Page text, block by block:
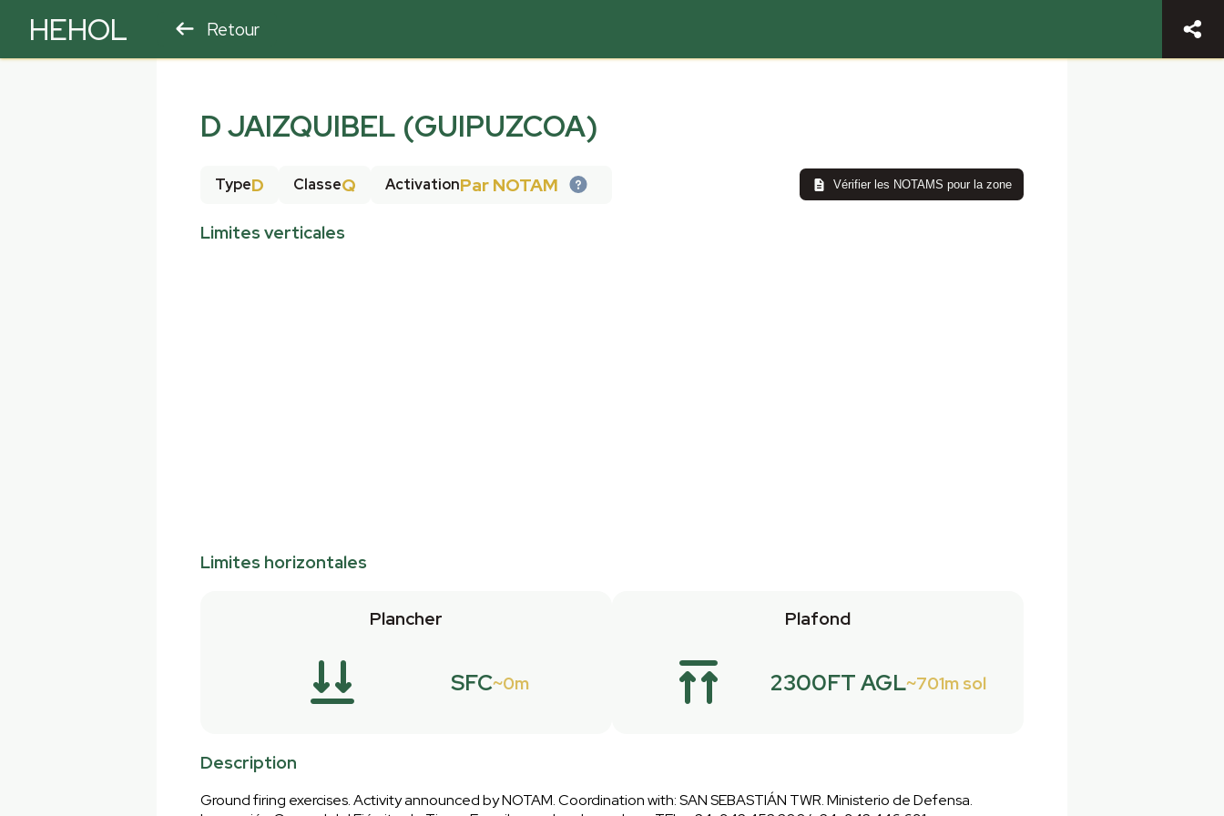
HEHOL Retour
D JAIZQUIBEL (GUIPUZCOA)
TypeD ClasseQ ActivationPar NOTAM Vérifier les NOTAMS pour la zone
Limites verticales
Limites horizontales
Plancher
SFC 0m
Plafond
2300FT AGL 701m sol
Description
Ground firing exercises. Activity announced by NOTAM. Coordination with: SAN SEBASTIÁN TWR. Ministerio de Defensa.